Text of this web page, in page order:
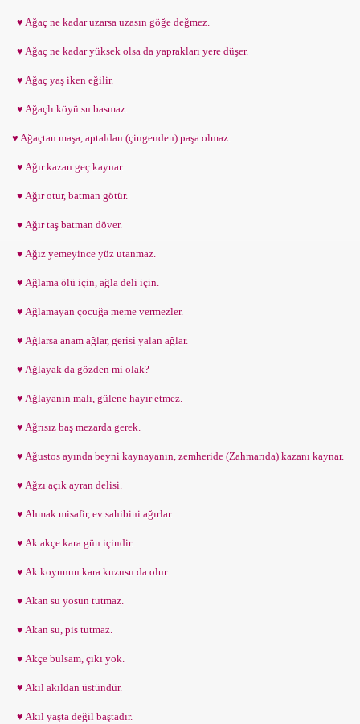
♥ Ağaç ne kadar uzarsa uzasın göğe değmez.
♥ Ağaç ne kadar yüksek olsa da yaprakları yere düşer.
♥ Ağaç yaş iken eğilir.
♥ Ağaçlı köyü su basmaz.
♥ Ağaçtan maşa, aptaldan (çingenden) paşa olmaz.
♥ Ağır kazan geç kaynar.
♥ Ağır otur, batman götür.
♥ Ağır taş batman döver.
♥ Ağız yemeyince yüz utanmaz.
♥ Ağlama ölü için, ağla deli için.
♥ Ağlamayan çocuğa meme vermezler.
♥ Ağlarsa anam ağlar, gerisi yalan ağlar.
♥ Ağlayak da gözden mi olak?
♥ Ağlayanın malı, gülene hayır etmez.
♥ Ağrısız baş mezarda gerek.
♥ Ağustos ayında beyni kaynayanın, zemheride (Zahmarıda) kazanı kaynar.
♥ Ağzı açık ayran delisi.
♥ Ahmak misafir, ev sahibini ağırlar.
♥ Ak akçe kara gün içindir.
♥ Ak koyunun kara kuzusu da olur.
♥ Akan su yosun tutmaz.
♥ Akan su, pis tutmaz.
♥ Akçe bulsam, çıkı yok.
♥ Akıl akıldan üstündür.
♥ Akıl yaşta değil baştadır.